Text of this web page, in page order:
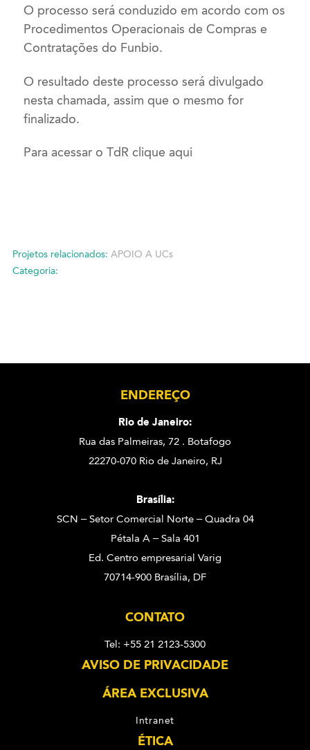
O processo será conduzido em acordo com os
Procedimentos Operacionais de Compras e
Contratações do Funbio.
O resultado deste processo será divulgado
nesta chamada, assim que o mesmo for
finalizado.
Para acessar o TdR clique aqui
Projetos relacionados: APOIO A UCs
Categoria:
ENDEREÇO
Rio de Janeiro:
Rua das Palmeiras, 72 . Botafogo
22270-070 Rio de Janeiro, RJ
Brasília:
SCN – Setor Comercial Norte – Quadra 04
Pétala A – Sala 401
Ed. Centro empresarial Varig
70714-900 Brasília, DF
CONTATO
Tel: +55 21 2123-5300
AVISO DE PRIVACIDADE
ÁREA EXCLUSIVA
Intranet
ÉTICA